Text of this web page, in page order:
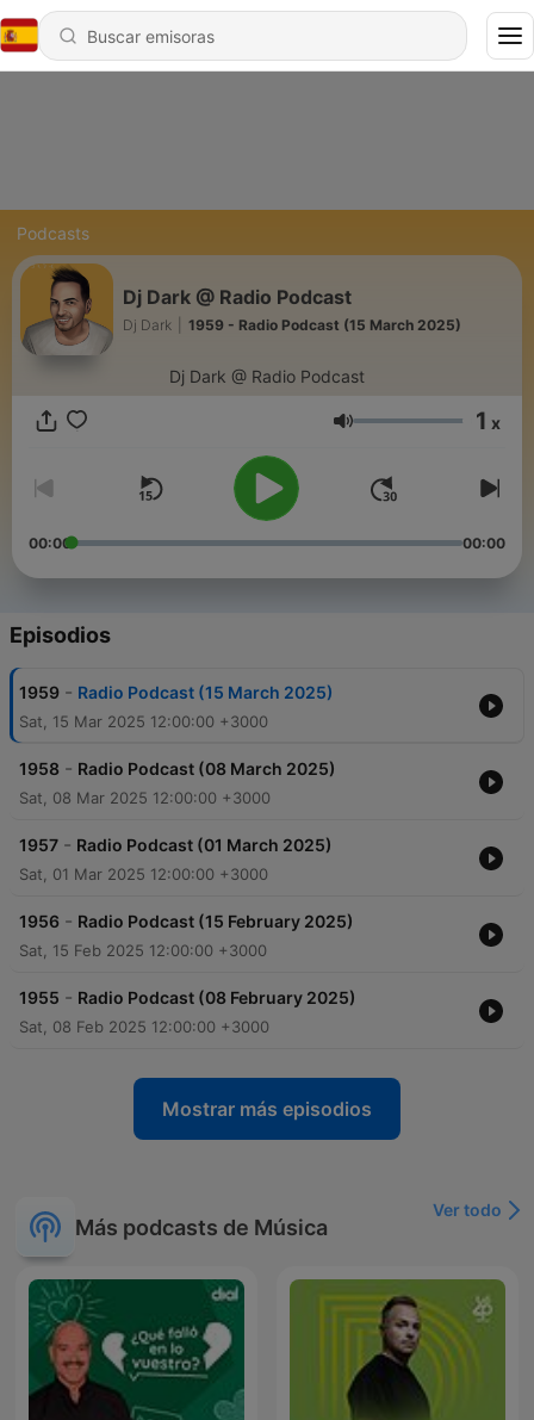
Podcasts
Dj Dark @ Radio Podcast
Dj Dark 1959 - Radio Podcast (15 March 2025)
Dj Dark @ Radio Podcast
Volumen 1 x
00:00 00:00
Episodios
1959 - Radio Podcast (15 March 2025)
Sat, 15 Mar 2025 12:00:00 +3000
1958 - Radio Podcast (08 March 2025)
Sat, 08 Mar 2025 12:00:00 +3000
1957 - Radio Podcast (01 March 2025)
Sat, 01 Mar 2025 12:00:00 +3000
1956 - Radio Podcast (15 February 2025)
Sat, 15 Feb 2025 12:00:00 +3000
1955 - Radio Podcast (08 February 2025)
Sat, 08 Feb 2025 12:00:00 +3000
Mostrar más episodios
Más podcasts de Música
Ver todo